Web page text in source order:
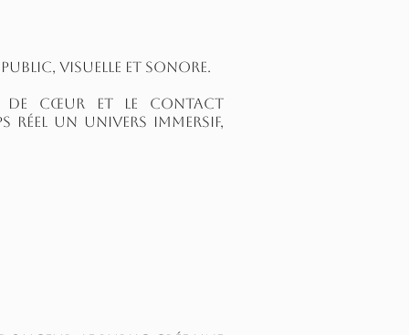
visuelle et sonore.
de cœur et le contact
réel un univers immersif,